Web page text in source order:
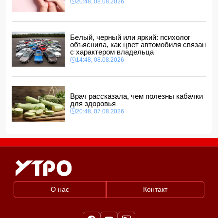
Белый, черный или яркий: психолог
объяснила, как цвет автомобиля связан
с характером владельца
14:48, 08.08.2026
Врач рассказала, чем полезны кабачки
для здоровья
20:48, 07.08.2026
О нас Контакт